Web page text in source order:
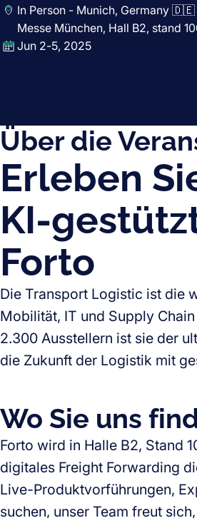
In Person - Munich, Germany 🇩🇪
Messe München, Hall B2, stand
Jun 2-5, 2025
Über die
Erleben
KI-
Forto
Die Transport Logistic ist die
Mobilität, IT und Supply
2.300 Ausstellern ist sie der
die Zukunft der Logistik mit
Wo Sie uns
Forto wird in Halle B2, Stand
digitales Freight Forwarding
Live-Produktvorführungen,
suchen, unser Team freut